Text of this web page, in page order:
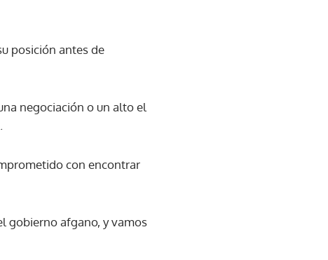
posición antes de
negociación o un alto el
con encontrar
gobierno afgano, y vamos